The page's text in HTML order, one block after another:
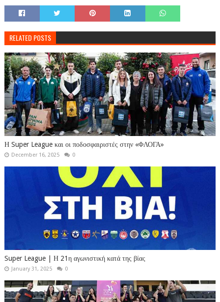
RELATED POSTS
Η Super League και οι ποδοσφαιριστές στην «ΦΛΟΓΑ»
December 16, 2025 0
Super League | Η 21η αγωνιστική κατά της βίας
January 31, 2025 0